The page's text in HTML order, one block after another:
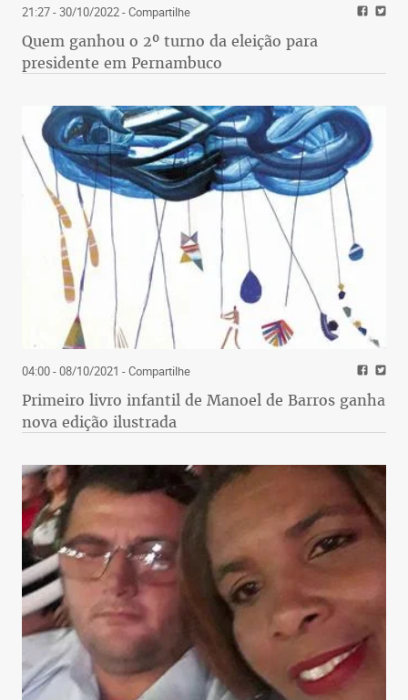
21:27 - 30/10/2022- Compartilhe
Quem ganhou o 2º turno da eleição para
presidente em Pernambuco
04:00 - 08/10/2021 - Compartilhe
Primeiro livro infantil de Manoel de Barros ganha
nova edição ilustrada